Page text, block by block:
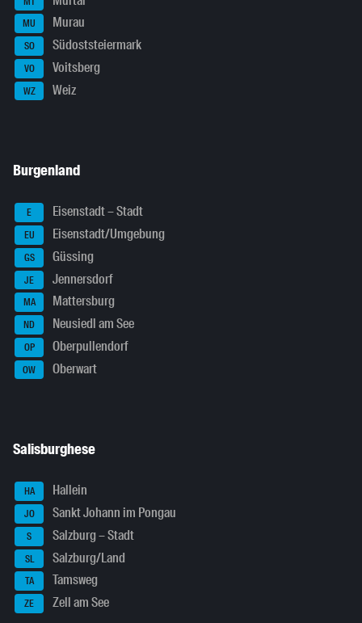
MU Murau
SO Südoststeiermark
VO Voitsberg
WZ Weiz
Burgenland
E Eisenstadt – Stadt
EU Eisenstadt/Umgebung
GS Güssing
JE Jennersdorf
MA Mattersburg
ND Neusiedl am See
OP Oberpullendorf
OW Oberwart
Salisburghese
HA Hallein
JO Sankt Johann im Pongau
S Salzburg – Stadt
SL Salzburg/Land
TA Tamsweg
ZE Zell am See